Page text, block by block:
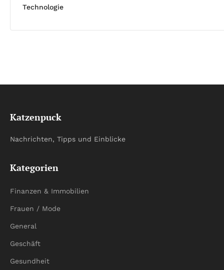
Technologie
Katzenpuck
Nachrichten, Tipps und Einblicke
Kategorien
Finanzen & Immobilien
Frauen / Mode
General
Geschäft
Gesundheit